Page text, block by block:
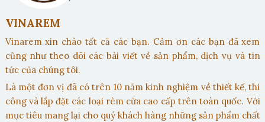
VINAREM
Vinarem xin chào tất cả các bạn. Cảm ơn các bạn đã xem
cũng như theo dõi các bài viết về sản phẩm, dịch vụ và tin
tức của chúng tôi.
Là một đơn vị đã có trên 10 năm kinh nghiệm về thiết kế, thi
công và lắp đặt các loại rèm cửa cao cấp trên toàn quốc. Với
mục tiêu mang lại cho quý khách hàng những sản phẩm chất